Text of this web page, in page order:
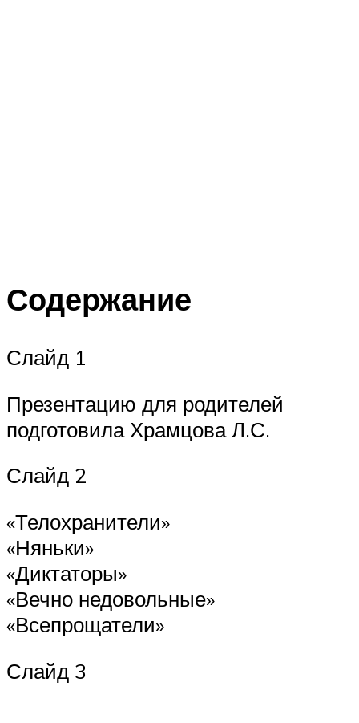
Содержание
Слайд 1
Презентацию для родителей
подготовила Храмцова Л.С.
Слайд 2
«Телохранители»
«Няньки»
«Диктаторы»
«Вечно недовольные»
«Всепрощатели»
Слайд 3